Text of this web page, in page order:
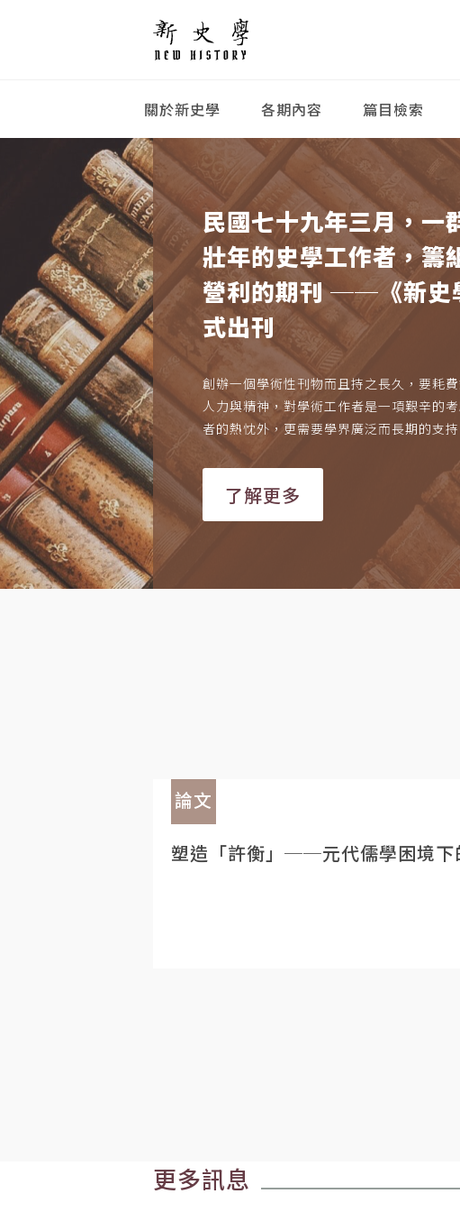
關於新史學 各期內容 篇目檢索
民國七十九年三月，一
壯年的史學工作者，籌
營利的期刊 ──《新史
式出刊
創辦一個學術性刊物而且持之長久，要耗費
人力與精神，對學術工作者是一項艱辛的
者的熱忱外，更需要學界廣泛而長期的支持
了解更多
論文
塑造「許衡」──元代儒學困境下
更多訊息